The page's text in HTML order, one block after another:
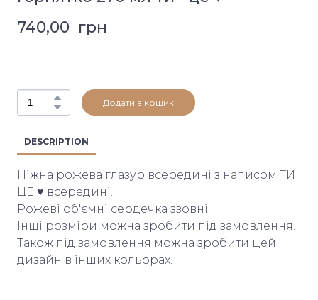
740,00  грн
Додати в кошик
DESCRIPTION
Ніжна рожева глазур всередині з написом ТИ
ЦЕ ♥️ всередині.
Рожеві об'ємні сердечка ззовні.
Інші розміри можна зробити під замовлення.
Також під замовлення можна зробити цей
дизайн в інших кольорах.